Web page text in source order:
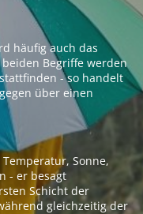
häufig auch das
Begriffe werden
- so handelt
über einen
Sonne,
- er besagt
Schicht der
gleichzeitig der